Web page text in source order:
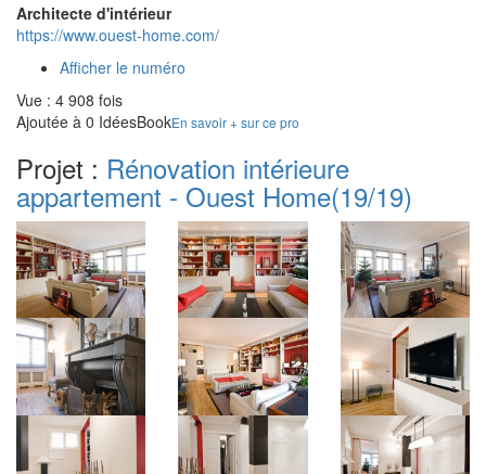
Architecte d'intérieur
https://www.ouest-home.com/
Afficher le numéro
Vue : 4 908 fois
Ajoutée à 0 IdéesBookEn savoir + sur ce pro
Projet : Rénovation intérieure
appartement - Ouest Home(19/19)